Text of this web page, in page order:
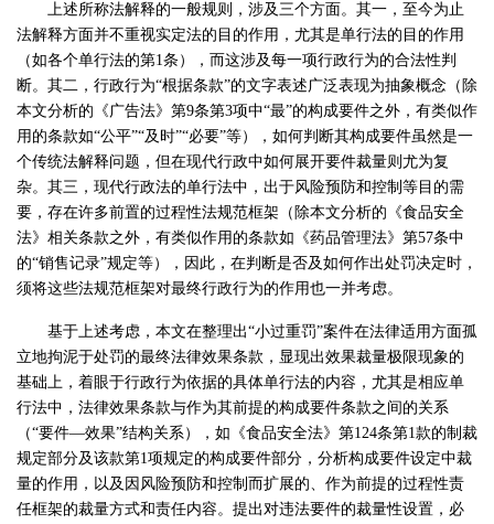
上述所称法解释的一般规则，涉及三个方面。其一，至今为止
法解释方面并不重视实定法的目的作用，尤其是单行法的目的作用
（如各个单行法的第1条），而这涉及每一项行政行为的合法性判
断。其二，行政行为“根据条款”的文字表述广泛表现为抽象概念（除
本文分析的《广告法》第9条第3项中“最”的构成要件之外，有类似作
用的条款如“公平”“及时”“必要”等），如何判断其构成要件虽然是一
个传统法解释问题，但在现代行政中如何展开要件裁量则尤为复
杂。其三，现代行政法的单行法中，出于风险预防和控制等目的需
要，存在许多前置的过程性法规范框架（除本文分析的《食品安全
法》相关条款之外，有类似作用的条款如《药品管理法》第57条中
的“销售记录”规定等），因此，在判断是否及如何作出处罚决定时，
须将这些法规范框架对最终行政行为的作用也一并考虑。
基于上述考虑，本文在整理出“小过重罚”案件在法律适用方面孤
立地拘泥于处罚的最终法律效果条款，显现出效果裁量极限现象的
基础上，着眼于行政行为依据的具体单行法的内容，尤其是相应单
行法中，法律效果条款与作为其前提的构成要件条款之间的关系
（“要件—效果”结构关系），如《食品安全法》第124条第1款的制裁
规定部分及该款第1项规定的构成要件部分，分析构成要件设定中裁
量的作用，以及因风险预防和控制而扩展的、作为前提的过程性责
任框架的裁量方式和责任内容。提出对违法要件的裁量性设置，必